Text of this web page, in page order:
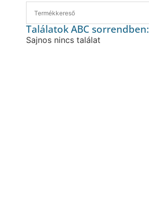
Találatok ABC sorrendben:
Sajnos nincs találat